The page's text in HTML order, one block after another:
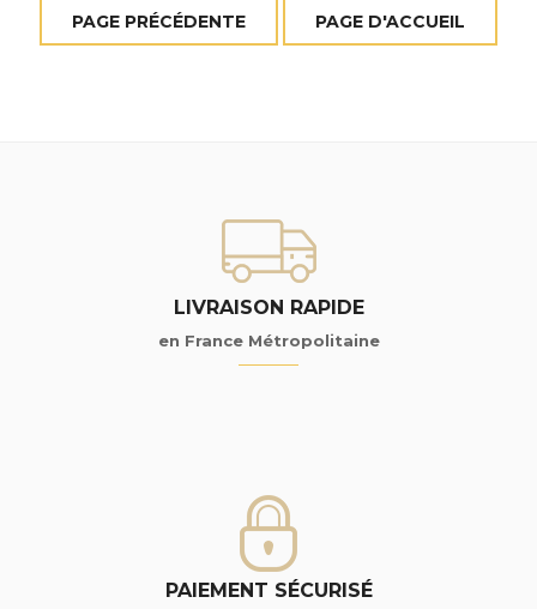
LIVRAISON RAPIDE
en France Métropolitaine
PAIEMENT SÉCURISÉ